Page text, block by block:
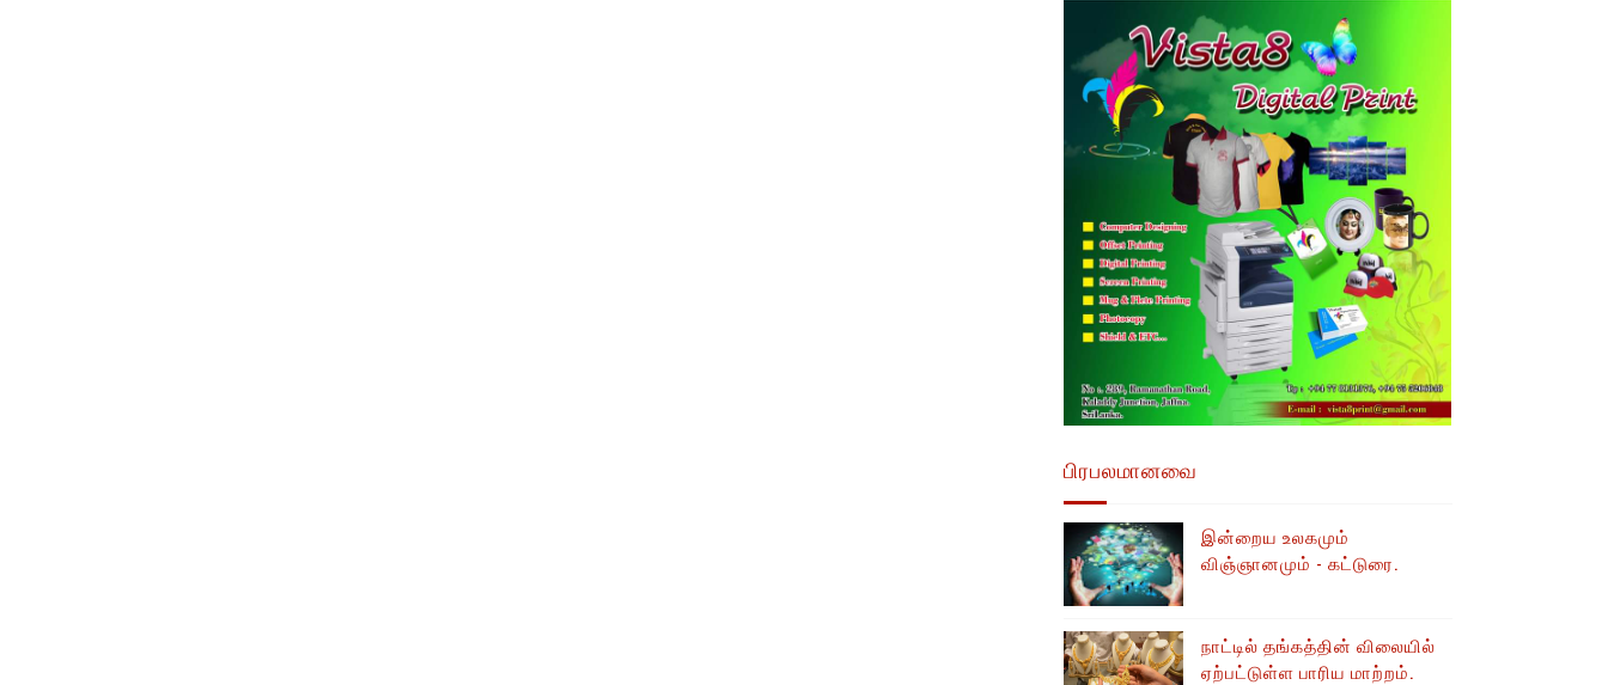
பிரபலமானவை
இன்றைய உலகமும்
விஞ்ஞானமும் - கட்டுரை.
நாட்டில் தங்கத்தின் விலையில்
ஏற்பட்டுள்ள பாரிய மாற்றம்.